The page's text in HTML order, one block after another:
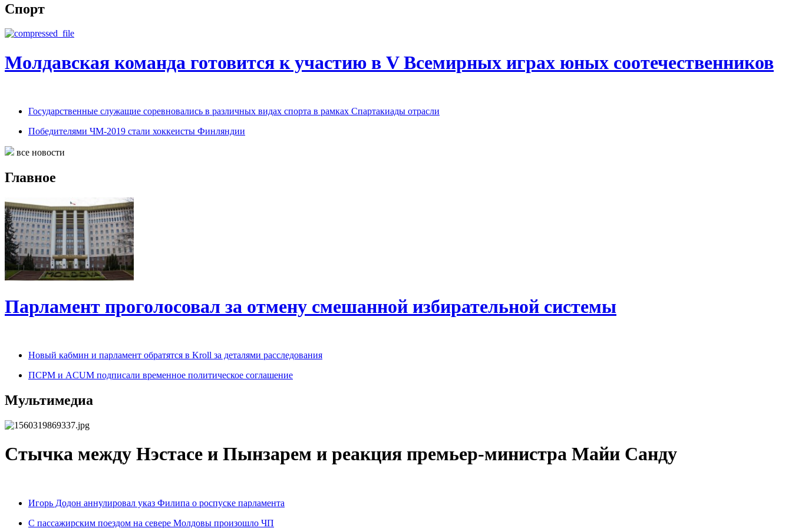
Спорт
Молдавская команда готовится к участию в V Всемирных играх юных соотечественников
Государственные служащие соревновались в различных видах спорта в рамках Спартакиады отрасли
Победителями ЧМ-2019 стали хоккеисты Финляндии
все новости
Главное
Парламент проголосовал за отмену смешанной избирательной системы
Новый кабмин и парламент обратятся в Kroll за деталями расследования
ПСРМ и ACUM подписали временное политическое соглашение
Мультимедиа
Cтычка между Нэстасе и Пынзарем и реакция премьер-министра Майи Санду
Игорь Додон аннулировал указ Филипа о роспуске парламента
С пассажирским поездом на севере Молдовы произошло ЧП